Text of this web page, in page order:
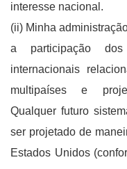
interesse nacional.
(ii) Minha
a participação
internacionais
multipaíses e
Qualquer futuro
ser projetado de
Estados Unidos